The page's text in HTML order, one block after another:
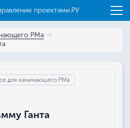
проектами.РУ
РМа
для начинающего РМа
Ганта